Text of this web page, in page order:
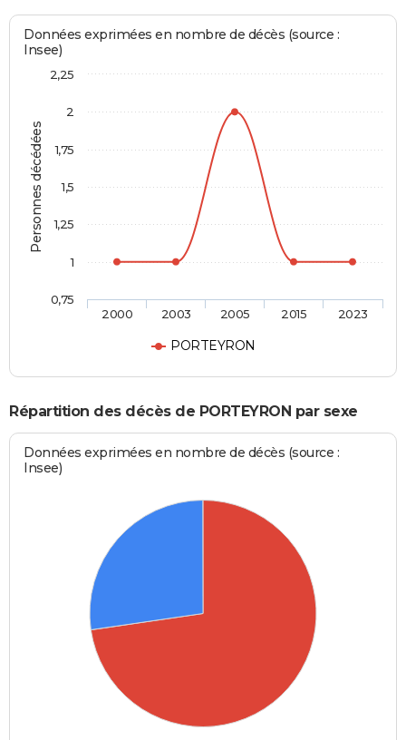
Personnes décédées
Données exprimées en nombre de décès (source :
Insee)
PORTEYRON
2000 2003 2005 2015 2023
0,75
1
1,25
1,5
1,75
2
2,25
Répartition des décès de PORTEYRON par sexe
Données exprimées en nombre de décès (source :
Insee)